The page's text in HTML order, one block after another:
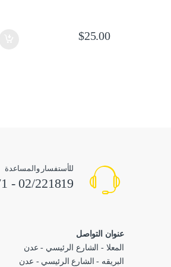
$25.00
للأستفسار والمساعدة
02/221819 - 02/377271
عنوان التواصل
المعلا - الشارع الرئيسي - عدن
البريقه - الشارع الرئيسي - عدن